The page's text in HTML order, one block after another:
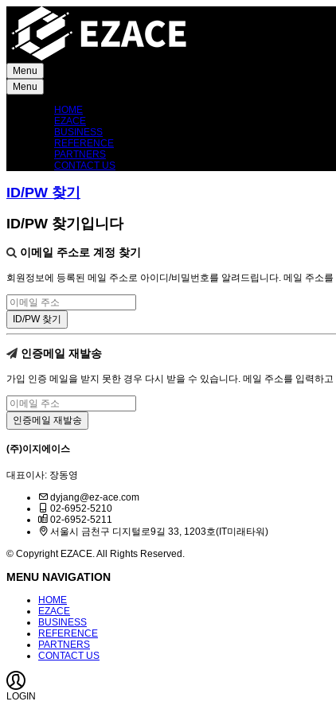
Menu
Menu
HOME
EZACE
BUSINESS
REFERENCE
PARTNERS
CONTACT US
ID/PW 찾기
ID/PW 찾기입니다
이메일 주소로 계정 찾기
회원정보에 등록된 메일 주소로 아이디/비밀번호를 알려드립니다. 메일 주소
인증메일 재발송
가입 인증 메일을 받지 못한 경우 다시 받을 수 있습니다. 메일 주소를 입력하
(주)이지에이스
대표이사: 장동영
dyjang@ez-ace.com
02-6952-5210
02-6952-5211
서울시 금천구 디지털로9길 33, 1203호(IT미래타워)
© Copyright EZACE. All Rights Reserved.
MENU NAVIGATION
HOME
EZACE
BUSINESS
REFERENCE
PARTNERS
CONTACT US
LOGIN